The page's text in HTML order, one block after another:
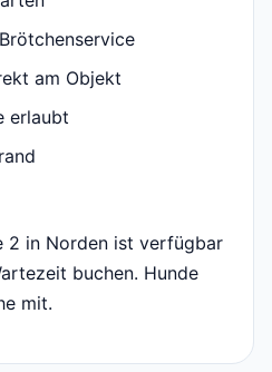
am Objekt
erlaubt
2 in Norden ist verfügbar
buchen. Hunde
mit.